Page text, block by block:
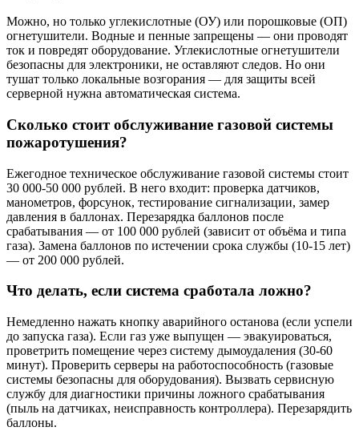
Можно, но только углекислотные (ОУ) или порошковые (ОП)
огнетушители. Водные и пенные запрещены — они проводят
ток и повредят оборудование. Углекислотные огнетушители
безопасны для электроники, не оставляют следов. Но они
тушат только локальные возгорания — для защиты всей
серверной нужна автоматическая система.
Сколько стоит обслуживание газовой системы
пожаротушения?
Ежегодное техническое обслуживание газовой системы стоит
30 000-50 000 рублей. В него входит: проверка датчиков,
манометров, форсунок, тестирование сигнализации, замер
давления в баллонах. Перезарядка баллонов после
срабатывания — от 100 000 рублей (зависит от объёма и типа
газа). Замена баллонов по истечении срока службы (10-15 лет)
— от 200 000 рублей.
Что делать, если система сработала ложно?
Немедленно нажать кнопку аварийного останова (если успели
до запуска газа). Если газ уже выпущен — эвакуироваться,
проветрить помещение через систему дымоудаления (30-60
минут). Проверить серверы на работоспособность (газовые
системы безопасны для оборудования). Вызвать сервисную
службу для диагностики причины ложного срабатывания
(пыль на датчиках, неисправность контроллера). Перезарядить
баллоны.